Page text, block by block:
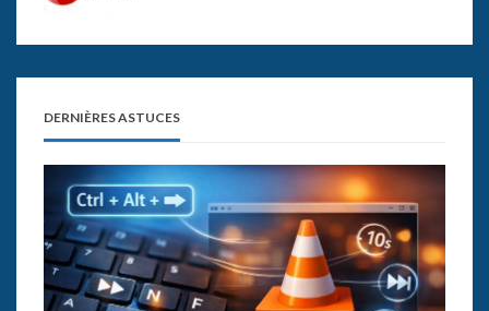
DERNIÈRES ASTUCES